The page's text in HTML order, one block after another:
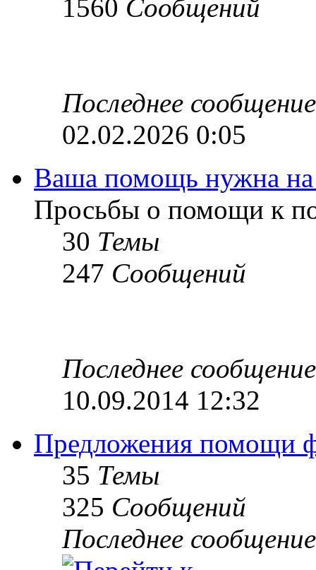
1560 Сообщений
Последнее сообщение
02.02.2026 0:05
Ваша помощь нужна
Просьбы о помощи к
30 Темы
247 Сообщений
Последнее сообщение
10.09.2014 12:32
Предложения помощи
35 Темы
325 Сообщений
Последнее сообщение